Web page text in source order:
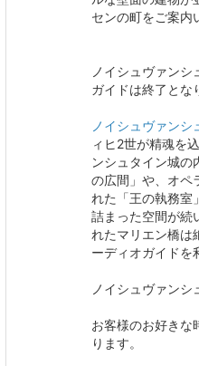
センの町をご案内
ノイシュヴァン
ガイドは終了とな
ノイシュヴァンシ
ィヒ2世が精魂を
ンシュタイン城の
の広間」や、オペ
れた「王の執務室
詰まった空間が続
れたマリエン橋は
ーディオガイドを
ノイシュヴァン
お客様のお好きな
ります。